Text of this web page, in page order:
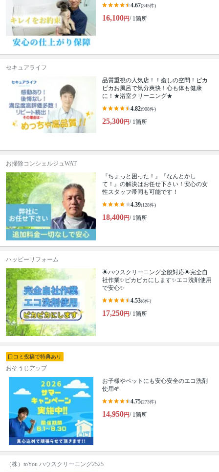
4.67(345件)
16,100円/ 1箇所
セキュアライフ
品質重視の人気店！！癒しの空間！ピカ
ピカお風呂で気分爽快！心も体も健康
に！★浴室クリーニング★
4.82(908件)
25,300円/ 1箇所
お掃除コンシェルジュWAT
『ちょっと困った！』『なんとかし
て！』の解決はお任せ下さい！安心の女
性スタッフ帯同も可能です！
4.39(128件)
18,400円/ 1箇所
ハッピーリフォーム
🌟ハウスクリーニング全般対応🌟完全自
社作業✨️ピカピカにします✨️エコ洗剤使用
で安心✨
4.53(8件)
17,250円/ 1箇所
口コミ投稿で特典あり
おそうじアップ
お子様やペットにも安心安全のエコ洗剤
使用🌱
4.75(273件)
14,950円/ 1箇所
（株）toYou ハウスクリーニング2525